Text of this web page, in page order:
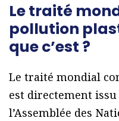
Le traité
pollution
que c’est ?
Le traité mondial
est directement
l’Assemblée des